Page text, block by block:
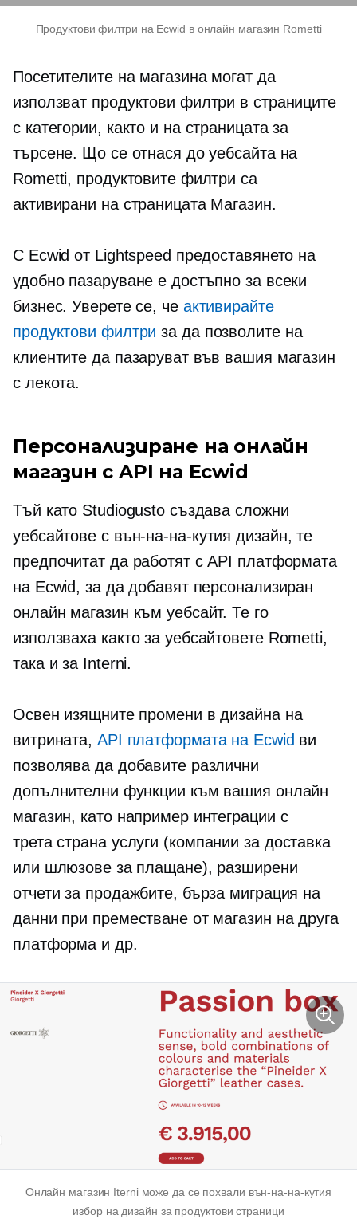
Продуктови филтри на Ecwid в онлайн магазин Rometti
Посетителите на магазина могат да
използват продуктови филтри в страниците
с категории, както и на страницата за
търсене. Що се отнася до уебсайта на
Rometti, продуктовите филтри са
активирани на страницата Магазин.
С Ecwid от Lightspeed предоставянето на
удобно пазаруване е достъпно за всеки
бизнес. Уверете се, че активирайте
продуктови филтри за да позволите на
клиентите да пазаруват във вашия магазин
с лекота.
Персонализиране на онлайн
магазин с API на Ecwid
Тъй като Studiogusto създава сложни
уебсайтове с вън-на-на-кутия дизайн, те
предпочитат да работят с API платформата
на Ecwid, за да добавят персонализиран
онлайн магазин към уебсайт. Те го
използваха както за уебсайтовете Rometti,
така и за Interni.
Освен изящните промени в дизайна на
витрината, API платформата на Ecwid ви
позволява да добавите различни
допълнителни функции към вашия онлайн
магазин, като например интеграции с
трета странауслуги (компании за доставка
или шлюзове за плащане), разширени
отчети за продажбите, бърза миграция на
данни при преместване от магазин на друга
платформа и др.
Онлайн магазин Iterni може да се похвали вън-на-на-кутия
избор на дизайн за продуктови страници